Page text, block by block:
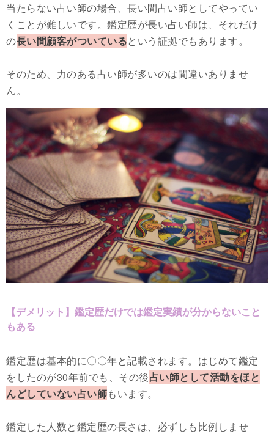
当たらない占い師の場合、長い間占い師としてやってい
くことが難しいです。鑑定歴が長い占い師は、それだけ
の長い間顧客がついているという証拠でもあります。
そのため、力のある占い師が多いのは間違いありませ
ん。
【デメリット】鑑定歴だけでは鑑定実績が分からないこと
もある
鑑定歴は基本的に〇〇年と記載されます。はじめて鑑定
をしたのが30年前でも、その後占い師として活動をほと
んどしていない占い師もいます。
鑑定した人数と鑑定歴の長さは、必ずしも比例しませ